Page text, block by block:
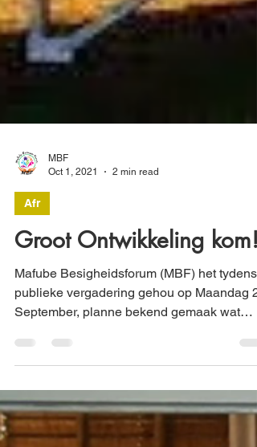
Afr
Groot Ontwikkeling kom!
Mafube Besigheidsforum (MBF) het tydens
publieke vergadering gehou op Maandag
September, planne bekend gemaak wat